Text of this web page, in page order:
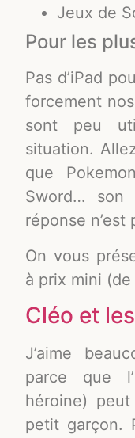
Jeux de
Pour les
Pas d’iPad
forcement
sont peu
situation.
que
Sword…
réponse
On vous
à prix mini (de
Cléo et
J’aime
parce que
héroine)
petit garçon.